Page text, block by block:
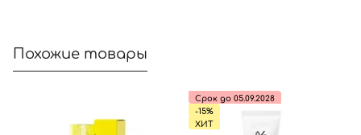
Похожие товары
Срок до 05.09.2028
-15%
ХИТ